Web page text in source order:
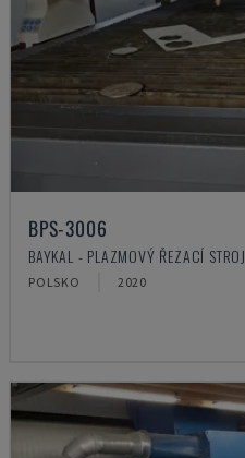
BPS-3006
BAYKAL - PLAZMOVÝ ŘEZACÍ STROJ
POLSKO 2020